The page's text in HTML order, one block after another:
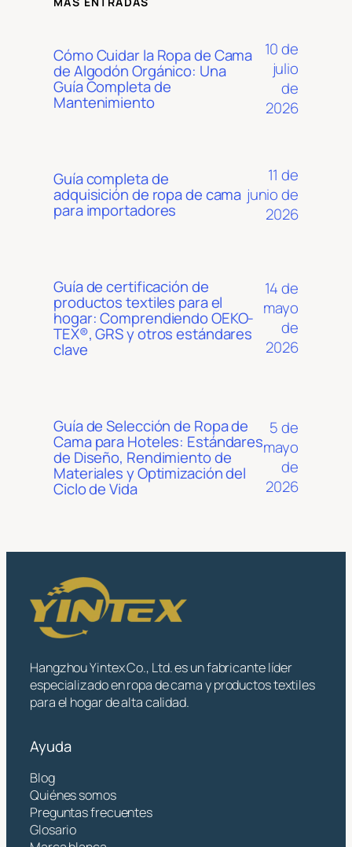
Cómo Cuidar la Ropa de Cama
de Algodón Orgánico: Una
Guía Completa de
Mantenimiento
10 de
julio
de
2026
Guía completa de
adquisición de ropa de cama
para importadores
11 de
junio de
2026
Guía de certificación de
productos textiles para el
hogar: Comprendiendo OEKO-
TEX®, GRS y otros estándares
clave
14 de
mayo
de
2026
Guía de Selección de Ropa de
Cama para Hoteles: Estándares
de Diseño, Rendimiento de
Materiales y Optimización del
Ciclo de Vida
5 de
mayo
de
2026
Hangzhou Yintex Co., Ltd. es un fabricante líder
especializado en ropa de cama y productos textiles
para el hogar de alta calidad.
Ayuda
Blog
Quiénes somos
Preguntas frecuentes
Glosario